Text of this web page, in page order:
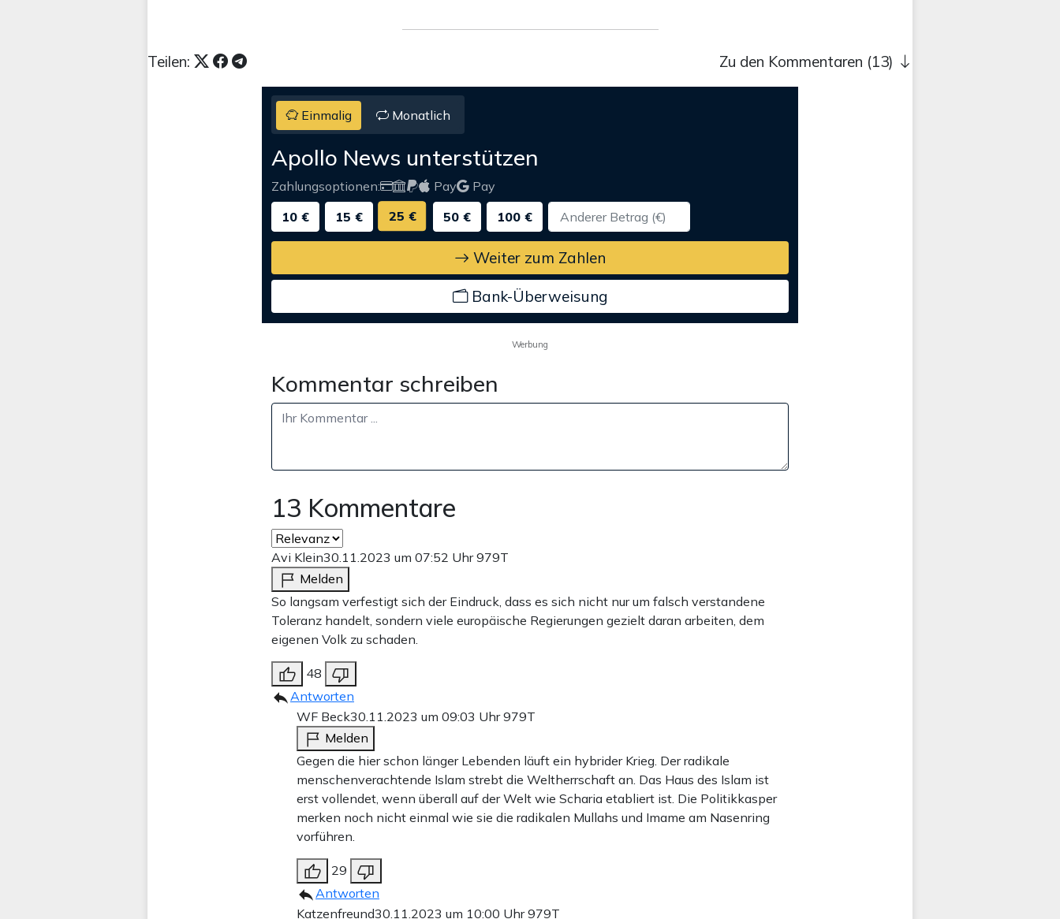
Teilen: Zu den Kommentaren (13)
Einmalig Monatlich
Apollo News unterstützen
Zahlungsoptionen: Pay
Pay
10 €
15 € 25 € 50 € 100 €
Weiter zum Zahlen
Bank-Überweisung
Werbung
Kommentar schreiben
13 Kommentare
Avi Klein30.11.2023 um 07:52 Uhr979T
Melden
So langsam verfestigt sich der Eindruck, dass es sich nicht nur um falsch verstandene
Toleranz handelt, sondern viele europäische Regierungen gezielt daran arbeiten, dem
eigenen Volk zu schaden.
48
Antworten
WF Beck30.11.2023 um 09:03 Uhr979T
Melden
Gegen die hier schon länger Lebenden läuft ein hybrider Krieg. Der radikale
menschenverachtende Islam strebt die Weltherrschaft an. Das Haus des Islam ist
erst vollendet, wenn überall auf der Welt wie Scharia etabliert ist. Die Politikkasper
merken noch nicht einmal wie sie die radikalen Mullahs und Imame am Nasenring
vorführen.
29
Antworten
Katzenfreund30.11.2023 um 10:00 Uhr979T